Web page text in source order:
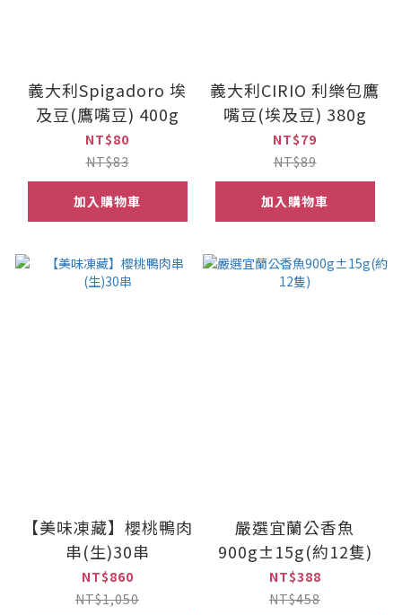
義大利Spigadoro 埃
及豆(鷹嘴豆) 400g
NT$80
NT$83
加入購物車
義大利CIRIO 利樂包鷹
嘴豆(埃及豆) 380g
NT$79
NT$89
加入購物車
【美味凍藏】櫻桃鴨肉
串(生)30串
NT$860
NT$1,050
嚴選宜蘭公香魚
900g±15g(約12隻)
NT$388
NT$458